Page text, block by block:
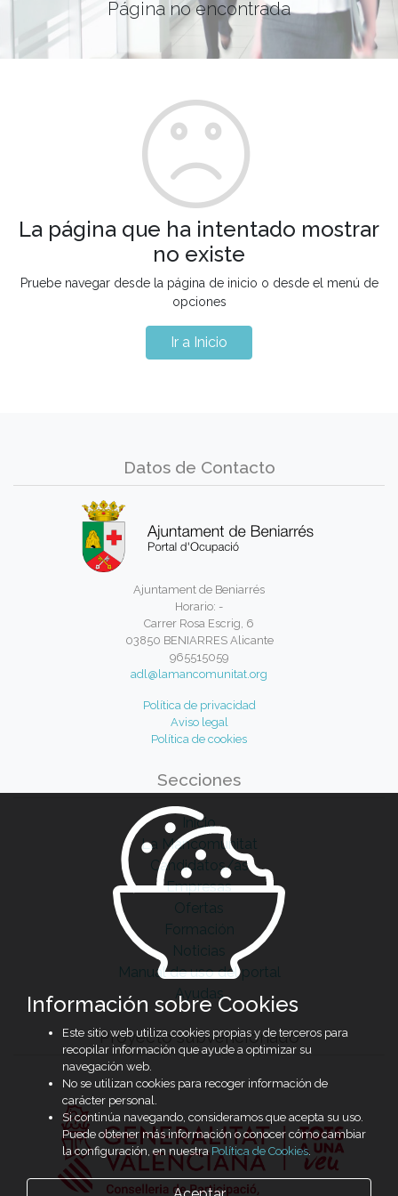
Página no encontrada
La página que ha intentado mostrar
no existe
Pruebe navegar desde la página de inicio o desde el menú de
opciones
Ir a Inicio
Datos de Contacto
Ajuntament de Beniarrés
Horario: -
Carrer Rosa Escrig, 6
03850 BENIARRES Alicante
965515059
adl@lamancomunitat.org
Política de privacidad
Aviso legal
Política de cookies
Secciones
Inicio
La Mancomunitat
Candidatos/as
Empresas
Ofertas
Formación
Noticias
Manual de uso del portal
Ayudas
Proyecto subvencionado
Información sobre Cookies
Este sitio web utiliza cookies propias y de terceros para
recopilar información que ayude a optimizar su
navegación web.
No se utilizan cookies para recoger información de
carácter personal.
Si continúa navegando, consideramos que acepta su uso.
Puede obtener más información o conocer cómo cambiar
la configuración, en nuestra Política de Cookies.